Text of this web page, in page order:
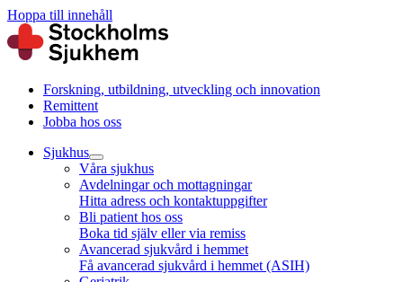
Hoppa till innehåll
Forskning, utbildning, utveckling och innovation
Remittent
Jobba hos oss
Sjukhus
Våra sjukhus
Avdelningar och mottagningar
Hitta adress och kontaktuppgifter
Bli patient hos oss
Boka tid själv eller via remiss
Avancerad sjukvård i hemmet
Få avancerad sjukvård i hemmet (ASIH)